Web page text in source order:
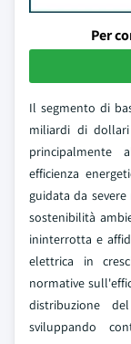
Per
Il segmento di
miliardi di
principalmente
efficienza
guidata da
sostenibilità
ininterrotta e
elettrica in
normative
distribuzione
sviluppando